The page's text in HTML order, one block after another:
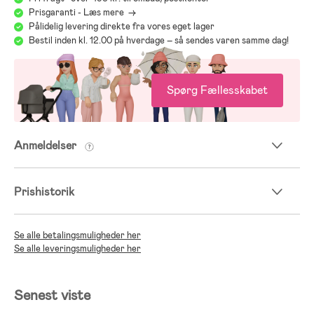
Prisgaranti - Læs mere ->
Pålidelig levering direkte fra vores eget lager
Bestil inden kl. 12.00 på hverdage – så sendes varen samme dag!
Spørg Fællesskabet
Anmeldelser
Prishistorik
Se alle betalingsmuligheder her
Se alle leveringsmuligheder her
Senest viste